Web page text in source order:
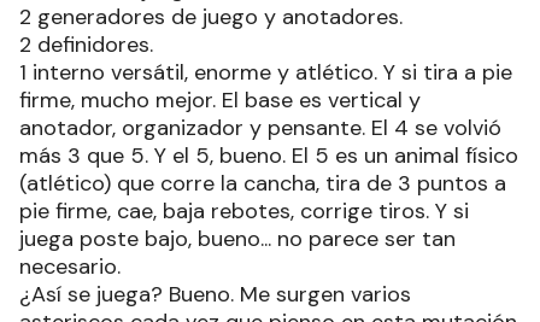
2 generadores de juego y anotadores.
2 definidores.
1 interno versátil, enorme y atlético. Y si tira a pie
firme, mucho mejor. El base es vertical y
anotador, organizador y pensante. El 4 se volvió
más 3 que 5. Y el 5, bueno. El 5 es un animal físico
(atlético) que corre la cancha, tira de 3 puntos a
pie firme, cae, baja rebotes, corrige tiros. Y si
juega poste bajo, bueno... no parece ser tan
necesario.
¿Así se juega? Bueno. Me surgen varios